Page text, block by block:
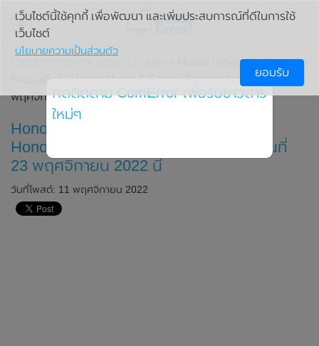
» Honor เตรียมเปิดตัวสมาร์ท
โฟนรุ่นถัดไป Honor Magic 5 Series ที่ประเทศจีน ในวันที่ 23
พฤศจิกายน 2022 นี้
Honor เตรียมเปิดตัวสมาร์ทโฟนรุ่นถัดไป
Honor Magic 5 Series ที่ประเทศจีน ในวันที่
23 พฤศจิกายน 2022 นี้
วันที่โพสต์: 11 พฤศจิกายน 2022
เว็บไซต์นี้ใช้คุกกี้ เพื่อพัฒนา และเพิ่มประสบการณ์ที่ดีในการใช้
เว็บไซต์
นโยบายความเป็นส่วนตัว
ยอมรับ
กดติดตาม ComError เพื่อรับข่าวสาร
ใหม่ๆ